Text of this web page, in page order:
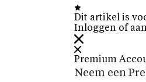
Dit artikel is
Inloggen of
Premium
Neem een